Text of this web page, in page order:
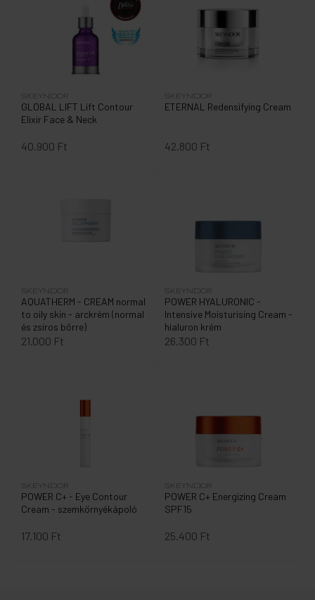
GLOBAL LIFT Lift Contour
Elixir Face & Neck
SKEYNDOR
40.900 Ft
ETERNAL Redensifying Cream
SKEYNDOR
42.800 Ft
AQUATHERM - CREAM normal
to oily skin - arckrém (normal
és zsíros bőrre)
SKEYNDOR
21.000 Ft
POWER HYALURONIC -
Intensive Moisturising Cream -
hialuron krém
SKEYNDOR
26.300 Ft
POWER C+ - Eye Contour
Cream - szemkörnyékápoló
SKEYNDOR
17.100 Ft
POWER C+ Energizing Cream
SPF15
SKEYNDOR
25.400 Ft